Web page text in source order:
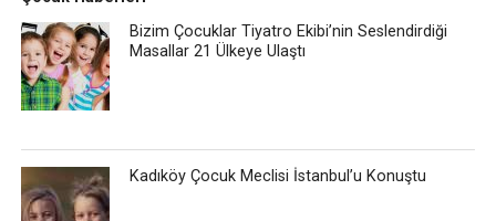
Bizim Çocuklar Tiyatro Ekibi’nin Seslendirdiği
Masallar 21 Ülkeye Ulaştı
Kadıköy Çocuk Meclisi İstanbul’u Konuştu